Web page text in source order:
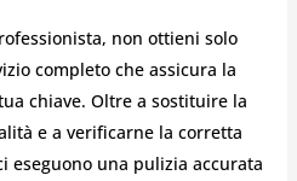
non ottieni solo
completo che assicura la
chiave. Oltre a sostituire la
e a verificarne la corretta
eseguono una pulizia accurata